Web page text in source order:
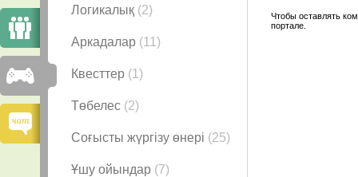
Логикалық (2)
Аркадалар (11)
Квесттер (1)
Төбелес (2)
Соғысты жүргізу өнері (25)
Ұшу ойындар (7)
Чтобы оставлять
портале.